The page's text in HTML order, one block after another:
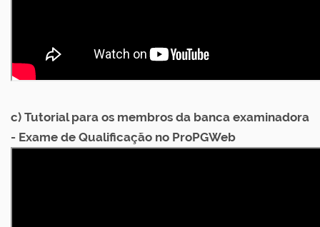
c) Tutorial para os membros da banca examinadora
- Exame de Qualificação no ProPGWeb